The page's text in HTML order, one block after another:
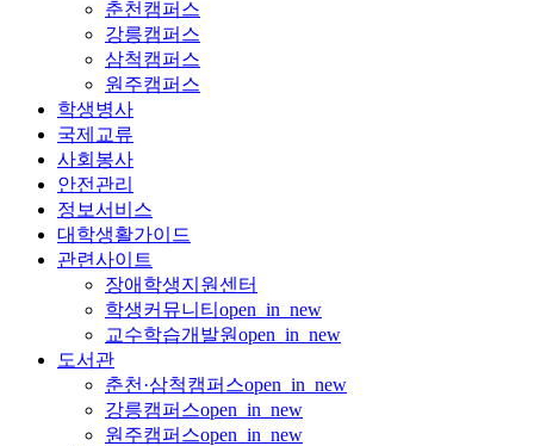
춘천캠퍼스
강릉캠퍼스
삼척캠퍼스
원주캠퍼스
학생병사
국제교류
사회봉사
안전관리
정보서비스
대학생활가이드
관련사이트
장애학생지원센터
학생커뮤니티 open_in_new
교수학습개발원open_in_new
도서관
춘천·삼척캠퍼스open_in_new
강릉캠퍼스open_in_new
원주캠퍼스open_in_new